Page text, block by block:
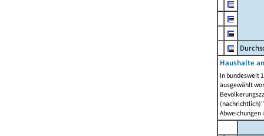
Haushalte
In bundesweit
ausgewählt
Abweichungen